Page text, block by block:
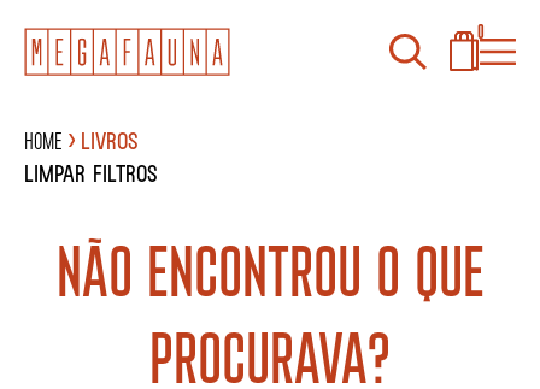
0
Home
Livros
Limpar filtros
NÃO ENCONTROU O QUE
PROCURAVA?